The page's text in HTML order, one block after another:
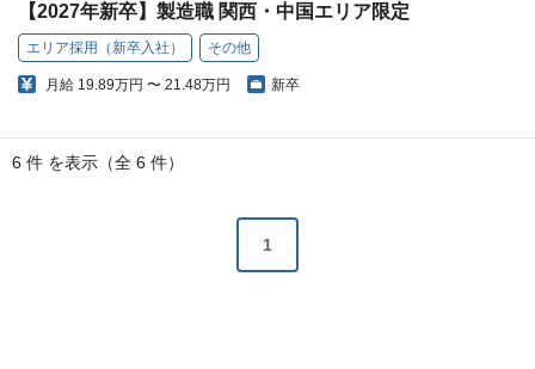
【2027年新卒】製造職 関西・中国エリア限定
エリア採用（新卒入社） その他
月給 19.89万円 〜 21.48万円 新卒
6 件 を表示（全 6 件）
1